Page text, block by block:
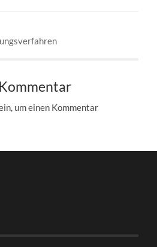
um einen Kommentar